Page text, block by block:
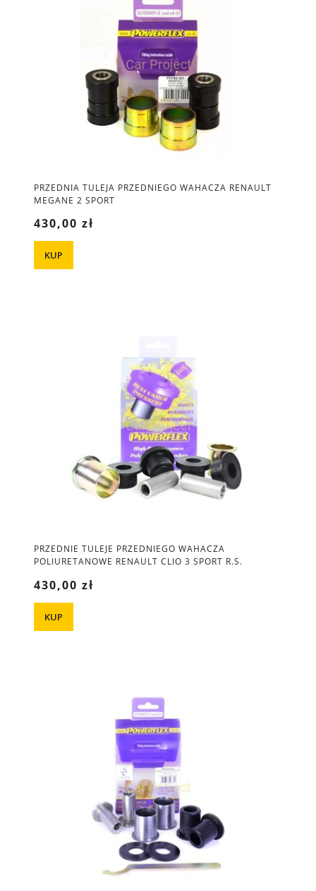
PRZEDNIA TULEJA PRZEDNIEGO WAHACZA RENAULT
MEGANE 2 SPORT
430,00 zł
KUP
PRZEDNIE TULEJE PRZEDNIEGO WAHACZA
POLIURETANOWE RENAULT CLIO 3 SPORT R.S.
430,00 zł
KUP